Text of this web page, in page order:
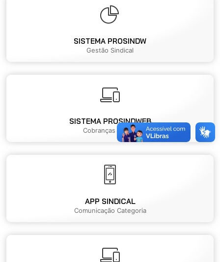
SISTEMA PROSINDW
Gestão Sindical
SISTEMA PROSINDWEB
Cobranças Online
APP SINDICAL
Comunicação Categoria